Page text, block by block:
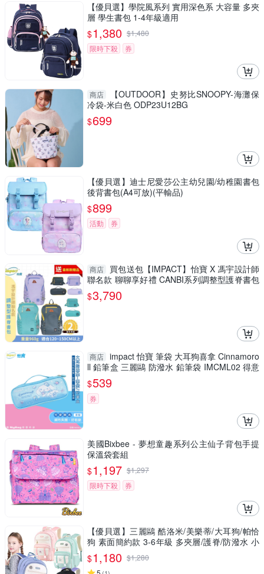
【優貝選】學院風系列 實用深色系 大容量 多夾
層 學生書包 1-4年級適用
$1,380 $1,480
限時下殺
券
商店
【OUTDOOR】史努比SNOOPY-海灘保
冷袋-米白色 ODP23U12BG
$699
【優貝選】迪士尼愛莎公主幼兒園/幼稚園書包
後背書包(A4可放)(平輸品)
$899
活動 券
商店
買包送包【IMPACT】怡寶 X 馮宇設計師
聯名款 聊聊享好禮 CANBI系列調整型護脊書包
(共三色 IM00227
$3,790
商店 impact 怡寶 筆袋 大耳狗喜拿 Cinnamoro
ll 鉛筆盒 三麗鷗 防潑水 鉛筆袋 IMCML02 得意
時袋
$539
券
美國Bixbee - 夢想童趣系列公主仙子背包手提
保溫袋套組
$1,197 $1,297
限時下殺
券
【優貝選】三麗鷗 酷洛米/美樂蒂/大耳狗/帕恰
狗 素面簡約款 3-6年級 多夾層/護脊/防潑水 小
學生書包
$1,180 $1,280